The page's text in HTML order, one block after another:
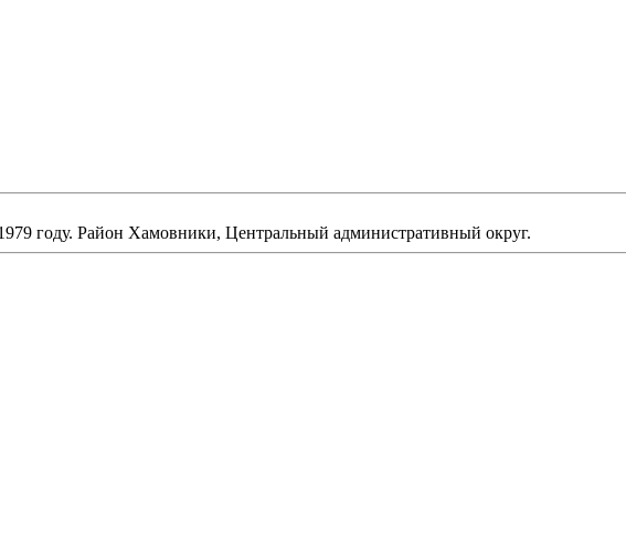
году. Район Хамовники, Центральный административный округ.